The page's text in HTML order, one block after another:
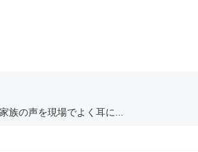
族の声を現場でよく耳に...